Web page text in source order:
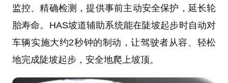
监控、精确检测，提供事前主动安全保护，延长轮
胎寿命。HAS坡道辅助系统能在陡坡起步时自动对
车辆实施大约2秒钟的制动，让驾驶者从容、轻松
地完成陡坡起步，安全地爬上坡顶。